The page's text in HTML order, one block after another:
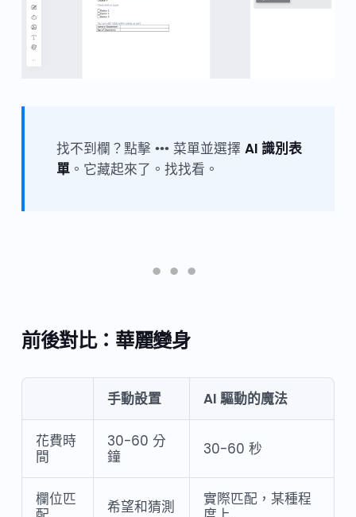
找不到欄？點擊 ••• 菜單並選擇 AI 識別表
單。它藏起來了。找找看。
前後對比：華麗變身
手動設置 AI 驅動的魔法
花費時
間
30-60 分
鐘
30-60 秒
欄位匹
希望和猜測
實際匹配，某種程